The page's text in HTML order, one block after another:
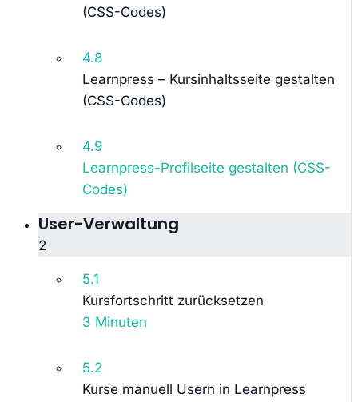
(CSS-Codes)
4.8
Learnpress – Kursinhaltsseite gestalten
(CSS-Codes)
4.9
Learnpress-Profilseite gestalten (CSS-
Codes)
User-Verwaltung
2
5.1
Kursfortschritt zurücksetzen
3 Minuten
5.2
Kurse manuell Usern in Learnpress